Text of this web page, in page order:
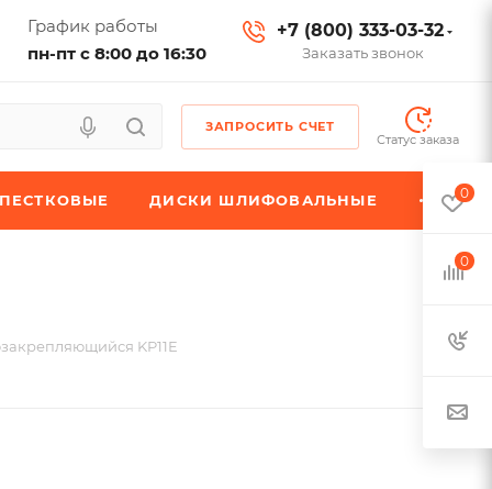
График работы
пн-пт с 8:00 до 16:30
+7 (800) 333-03-32
Заказать звонок
ЗАПРОСИТЬ СЧЕТ
Статус заказа
ДИСКИ ШЛИФОВАЛЬНЫЕ
KP11E
0
0